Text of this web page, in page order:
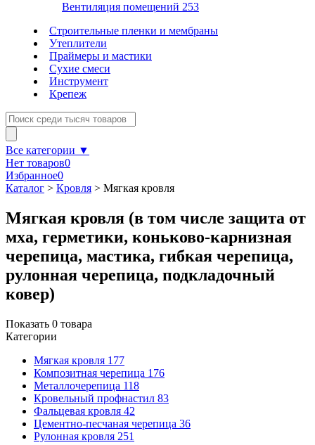
Вентиляция помещений 253
Строительные пленки и мембраны
Утеплители
Праймеры и мастики
Сухие смеси
Инструмент
Крепеж
Все категории ▼
Нет товаров0
Избранное0
Каталог > Кровля > Мягкая кровля
Мягкая кровля (в том числе защита от
мха, герметики, коньково-карнизная
черепица, мастика, гибкая черепица,
рулонная черепица, подкладочный
ковер)
Показать 0 товара
Категории
Мягкая кровля 177
Композитная черепица 176
Металлочерепица 118
Кровельный профнастил 83
Фальцевая кровля 42
Цементно-песчаная черепица 36
Рулонная кровля 251